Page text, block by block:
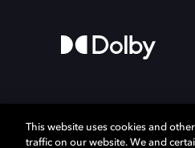
This website uses cookies and
traffic on our website. We and